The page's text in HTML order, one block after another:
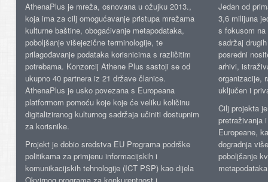
AthenaPlus je mreža, osnovana u ožujku 2013.,
koja ima za cilj omogućavanje pristupa mrežama
kulturne baštine, obogaćivanje metapodataka,
poboljšanje višejezične terminologije, te
prilagođavanje podataka korisnicima s različitim
potrebama. Konzorcij Athene Plus sastoji se od
ukupno 40 partnera iz 21 države članice.
AthenaPlus je usko povezana s Europeana
platformom pomoću koje koje će veliku količinu
digitaliziranog kulturnog sadržaja učiniti dostupnim
za korisnike.
Projekt je dobio sredstva EU Programa podrške
politikama za primjenu informacijskih i
komunikacijskih tehnologije (ICT PSP) kao dijela
Jedan od
3,6 milijuna
s fokusom
sadržaj
posredni
arhivi,
organizacije,
uključen i
Cilj projekta
pretraživanja
Europeane,
dogradnja
poboljšanje